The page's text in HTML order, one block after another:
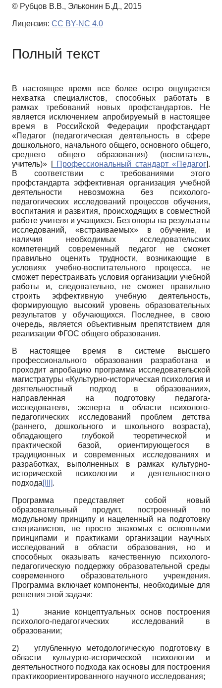
© Рубцов В.В., Эльконин Б.Д., 2015
Лицензия: CC BY-NC 4.0
Полный текст
В настоящее время все более остро ощущается
нехватка специалистов, способных работать в
рамках требований новых профстандартов. Не
является исключением апробируемый в настоящее
время в Российской Федерации профстандарт
«Педагог (педагогическая деятельность в сфере
дошкольного, начального общего, основного общего,
среднего общего образования) (воспитатель,
учитель)» [Профессиональный стандарт «Педагог].
В соответствии с требованиями этого
профстандарта эффективная организация учебной
деятельности невозможна без психолого-
педагогических исследований процессов обучения,
воспитания и развития, происходящих в совместной
работе учителя и учащихся. Без опоры на результаты
исследований, «встраиваемых» в обучение, и
наличия необходимых исследовательских
компетенций современный педагог не сможет
правильно оценить трудности, возникающие в
условиях учебно-воспитательного процесса, не
сможет перестраивать условия организации учебной
работы и, следовательно, не сможет правильно
строить эффективную учебную деятельность,
формирующую высокий уровень образовательных
результатов у обучающихся. Последнее, в свою
очередь, является объективным препятствием для
реализации ФГОС общего образования.
В настоящее время в системе высшего
профессионального образования разработана и
проходит апробацию программа исследовательской
магистратуры «Культурно-историческая психология и
деятельностный подход в образовании»,
направленная на подготовку педагога-
исследователя, эксперта в области психолого-
педагогических исследований проблем детства
(раннего, дошкольного и школьного возраста),
обладающего глубокой теоретической и
практической базой, ориентирующегося в
традиционных и современных исследованиях и
разработках, выполненных в рамках культурно-
исторической психологии и деятельностного
подхода[III].
Программа представляет собой новый
образовательный продукт, построенный по
модульному принципу и нацеленный на подготовку
специалистов, не просто знакомых с основными
принципами и практиками организации научных
исследований в области образования, но и
способных оказывать качественную психолого-
педагогическую поддержку образовательной среды
современного образовательного учреждения.
Программа включает компоненты, необходимые для
решения этой задачи:
1) знание концептуальных основ построения
психолого-педагогических исследований в
образовании;
2) углубленную методологическую подготовку в
области культурно-исторической психологии и
деятельностного подхода как основы для построения
практикоориентированного научного исследования;